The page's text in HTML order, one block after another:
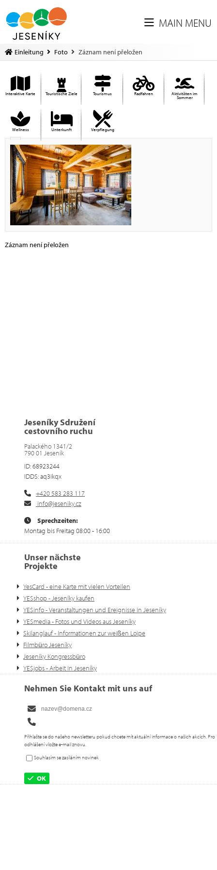
MAIN MENU
Einleitung Foto Záznam není přeložen
Interaktive Karte Touristische Ziele Tourismus Radfahren Aktivitäten im
Sommer
Wellness Unterkunft Verpflegung
Záznam není přeložen
Jeseníky Sdružení
cestovního ruchu
Palackého 1341/2
790 01 Jeseník
ID: 68923244
IDDS: aq3ikqx
+420 583 283 117
info@jeseniky.cz
Sprechzeiten:
Montag bis Freitag 08:00 - 16:00
Unser nächste
Projekte
YesCard - eine Karte mit vielen Vorteilen
YESshop - Jeseníky kaufen
YESinfo - Veranstaltungen und Ereignisse in Jeseníky
YESmedia - Fotos und Videos aus Jeseníky
Skilanglauf - Informationen zur weißen Loipe
Filmbüro Jeseníky
Jeseníky Kongressbüro
YESjobs - Arbeit in Jeseníky
Nehmen Sie Kontakt mit uns auf
Přihlašte se do našeho newsletteru pokud chcete mít aktuální informace o našich akcích. Pro
odhlášení vložte e-mail znovu.
Souhlasím se zasíláním novinek
OK